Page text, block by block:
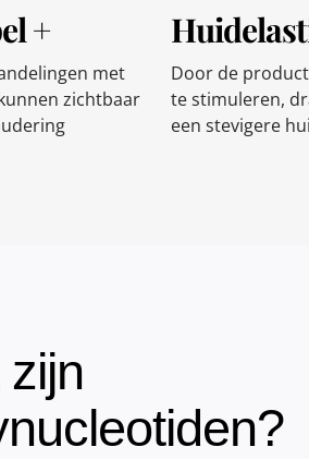
+
met
zichtbaar
Door de
te stimuleren,
een stevigere